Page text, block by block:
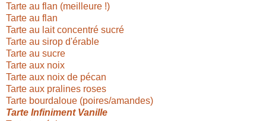
Tarte au flan (meilleure !)
Tarte au flan
Tarte au lait concentré sucré
Tarte au sirop d'érable
Tarte au sucre
Tarte aux noix
Tarte aux noix de pécan
Tarte aux pralines roses
Tarte bourdaloue (poires/amandes)
Tarte Infiniment Vanille